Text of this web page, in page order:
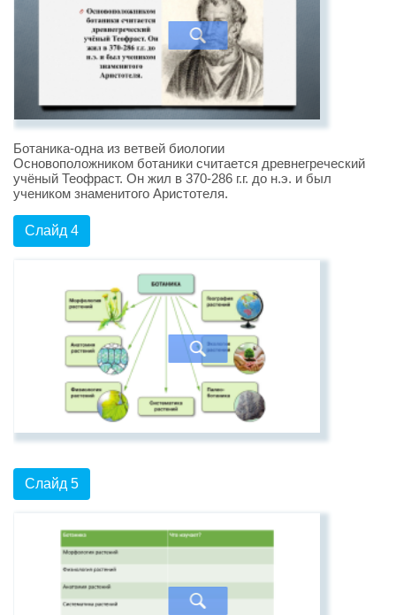
Ботаника-одна из ветвей биологии
Основоположником ботаники считается древнегреческий
учёный Теофраст. Он жил в 370-286 г.г. до н.э. и был
учеником знаменитого Аристотеля.
Слайд 4
Слайд 5